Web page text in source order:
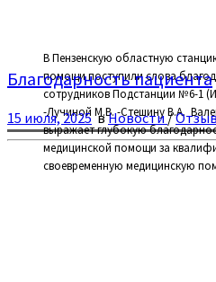
В Пензенскую областную
помощи поступили слова
сотрудников Подстанции №6-1
-Лучиной М.В. -Стешину В.А.
выражает глубокую
медицинской помощи за
своевременную медицинскую
Благодарность пациента
15 июля, 2025 вНовости/